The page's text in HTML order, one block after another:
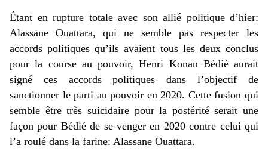
Étant en rupture totale avec son allié politique d’hier:
Alassane Ouattara, qui ne semble pas respecter les
accords politiques qu’ils avaient tous les deux conclus
pour la course au pouvoir, Henri Konan Bédié aurait
signé ces accords politiques dans l’objectif de
sanctionner le parti au pouvoir en 2020. Cette fusion qui
semble être très suicidaire pour la postérité serait une
façon pour Bédié de se venger en 2020 contre celui qui
l’a roulé dans la farine: Alassane Ouattara.